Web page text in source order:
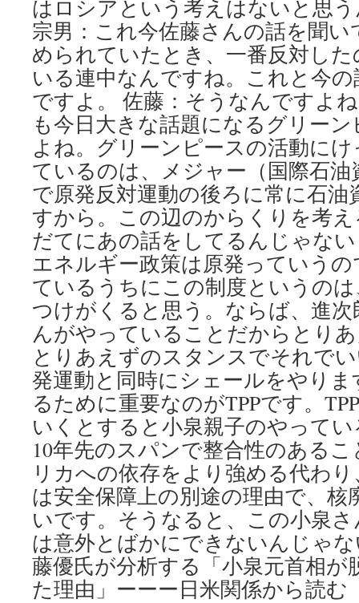
はロシアという考えはないと思
宗男：これ今佐藤さんの話を聞
められていたとき、一番反対し
いる連中なんですね。これと今
ですよ。 佐藤：そうなんですよ
も今日大きな話題になるグリー
よね。グリーンピースの活動に
ているのは、メジャー（国際石油
で原発反対運動の後ろに常に石
すから。この辺のからくりを考
だてにあの話をしてるんじゃな
エネルギー政策は原発っていう
ているうちにこの制度というの
つけがくると思う。ならば、進
んがやっていることだからとり
とりあえずのスタンスでそれで
発運動と同時にシェールをやり
るために重要なのがTPPです。
いくとすると小泉親子のやって
10年先のスパンで整合性のある
リカへの依存をより強める代わ
は安全保障上の別途の理由で、
いです。そうなると、この小泉
は意外とばかにできないんじゃ
藤優氏が分析する「小泉元首相が
た理由」ーーー日米関係から読む